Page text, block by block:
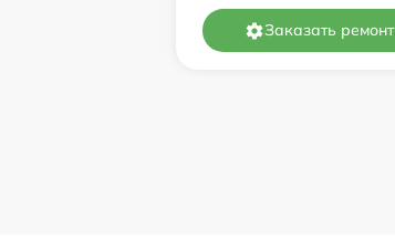
Заказать ремонт